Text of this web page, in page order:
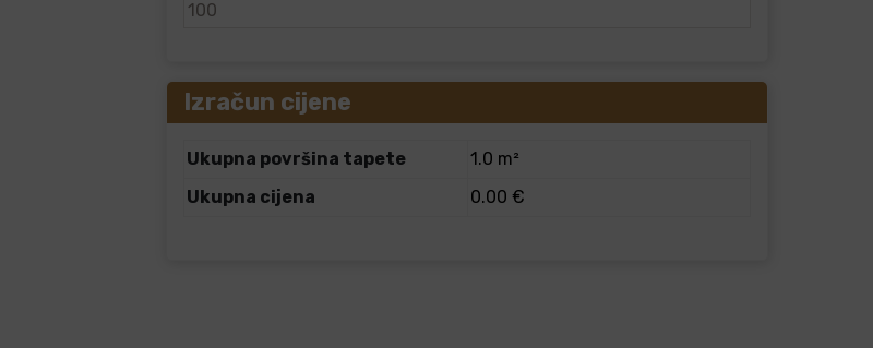
Izračun cijene
Ukupna površina tapete
1.0 m²
Ukupna cijena
0.00 €